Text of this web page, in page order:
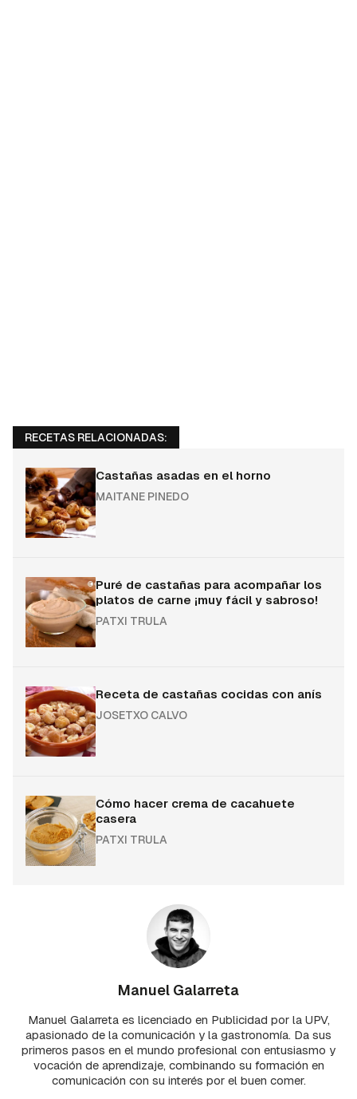
RECETAS RELACIONADAS:
Castañas asadas en el horno
MAITANE PINEDO
Puré de castañas para acompañar los
platos de carne ¡muy fácil y sabroso!
PATXI TRULA
Receta de castañas cocidas con anís
JOSETXO CALVO
Cómo hacer crema de cacahuete
casera
PATXI TRULA
Manuel Galarreta
Manuel Galarreta es licenciado en Publicidad por la UPV,
apasionado de la comunicación y la gastronomía. Da sus
primeros pasos en el mundo profesional con entusiasmo y
vocación de aprendizaje, combinando su formación en
comunicación con su interés por el buen comer.